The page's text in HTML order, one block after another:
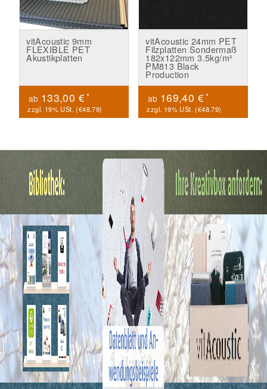
vitAcoustic 9mm
FLEXIBLE PET
Akustikplatten
ab 133,00 €*
zzgl. 19% USt. (€48.79)
vitAcoustic 24mm PET
Filzplatten Sondermaß
182x122mm 3.5kg/m²
PM813 Black
Production
ab 169,40 €*
zzgl. 19% USt. (€48.79)